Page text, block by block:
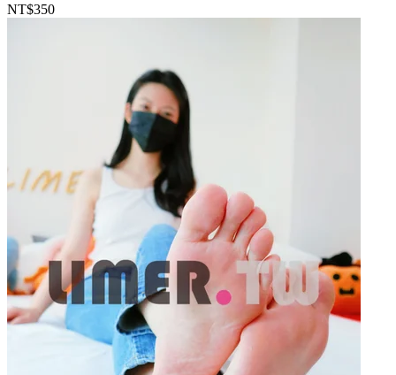
NT$350